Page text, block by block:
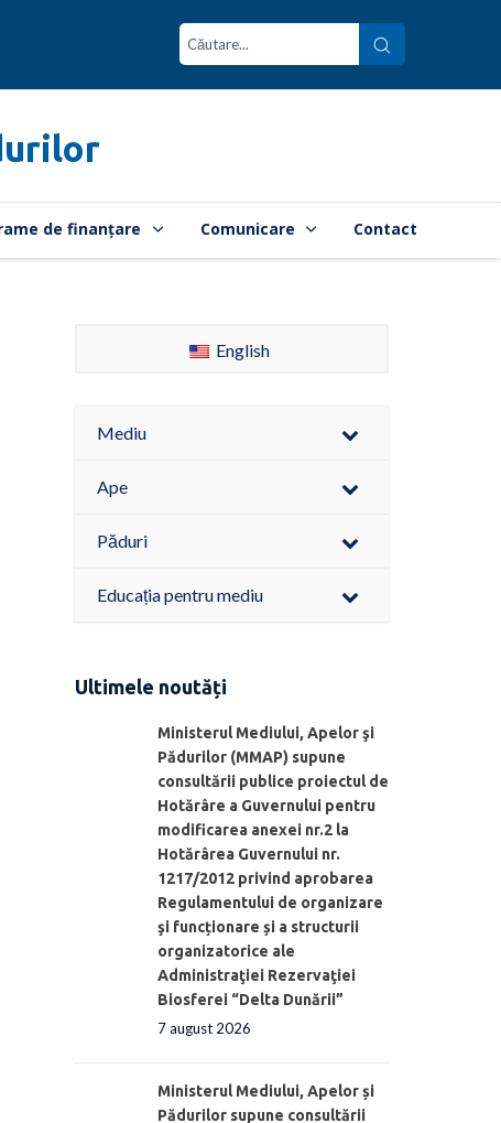
de finanțare Comunicare Contact
English
Mediu
Ape
Păduri
Educația pentru mediu
Ultimele noutăți
Ministerul Mediului, Apelor şi
Pădurilor (MMAP) supune
consultării publice proiectul de
Hotărâre a Guvernului pentru
modificarea anexei nr.2 la
Hotărârea Guvernului nr.
1217/2012 privind aprobarea
Regulamentului de organizare
şi funcționare și a structurii
organizatorice ale
Administraţiei Rezervaţiei
Biosferei “Delta Dunării”
7 august 2026
Ministerul Mediului, Apelor și
Pădurilor supune consultării